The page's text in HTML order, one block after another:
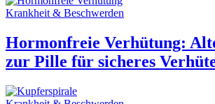
Krankheit & Beschwerden
Hormonfreie Verhütung:
zur Pille für sicheres